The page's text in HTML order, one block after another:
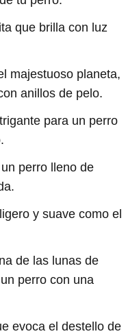
que brilla con luz
majestuoso planeta,
anillos de pelo.
para un perro
perro lleno de
y suave como el
de las lunas de
perro con una
evoca el destello de